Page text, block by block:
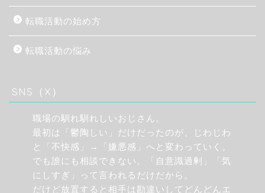
転職活動の始め方
転職活動の悩み
SNS（X）
職場の馴れ馴れしいおじさん。
最初は「鬱陶しい」だけだったのが、じわじわ
と「不快感」→「嫌悪感」へと変わっていく。
でも誰にも相談できない。「自意識過剰」「気
にしすぎ」って言われるだけだから。
だけど放置すると相手は勘違いしてどんどんエ